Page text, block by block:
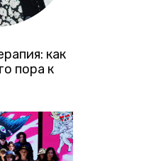
как
пора к